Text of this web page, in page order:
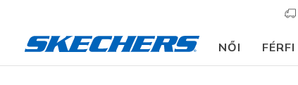
NŐI FÉRFI